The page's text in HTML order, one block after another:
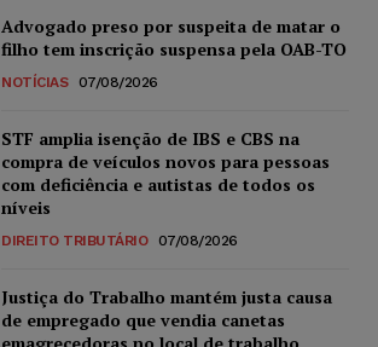
Advogado preso por suspeita de matar o
filho tem inscrição suspensa pela OAB-TO
NOTÍCIAS 07/08/2026
STF amplia isenção de IBS e CBS na
compra de veículos novos para pessoas
com deficiência e autistas de todos os
níveis
DIREITO TRIBUTÁRIO 07/08/2026
Justiça do Trabalho mantém justa causa
de empregado que vendia canetas